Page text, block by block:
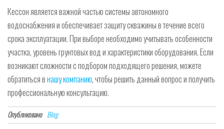
Кессон является важной частью системы автономного
водоснабжения и обеспечивает защиту скважины в течение всего
срока эксплуатации. При выборе необходимо учитывать особенности
участка, уровень грунтовых вод и характеристики оборудования. Если
возникают сложности с подбором подходящего решения, можете
обратиться внашу компанию, чтобы решить данный вопрос и получить
профессиональную консультацию.
Опубликовано Blog